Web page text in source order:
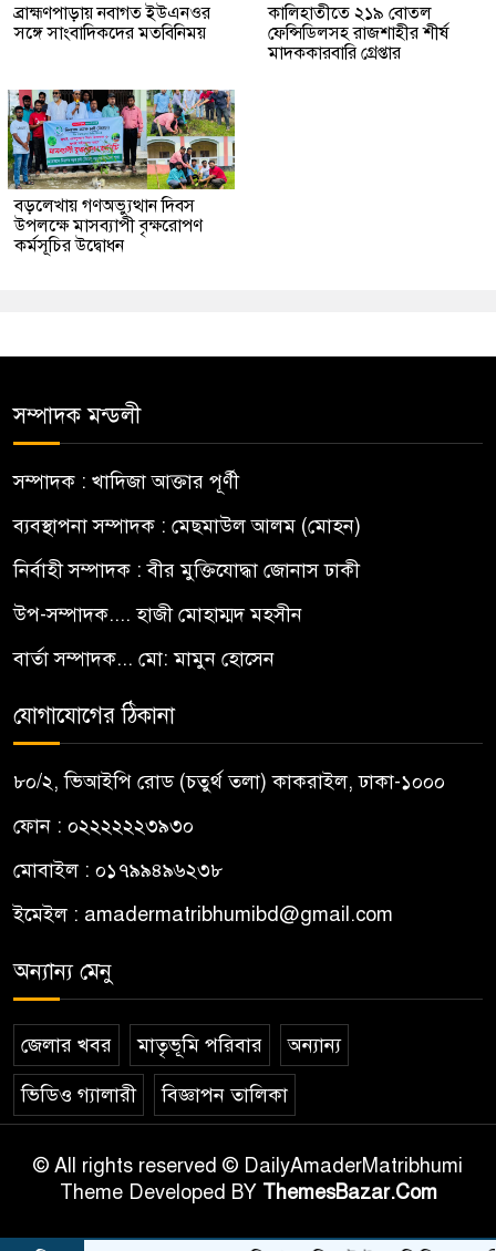
ব্রাহ্মণপাড়ায় নবাগত ইউএনওর
সঙ্গে সাংবাদিকদের মতবিনিময়
কালিহাতীতে ২১৯ বোতল
ফেন্সিডিলসহ রাজশাহীর শীর্ষ
মাদককারবারি গ্রেপ্তার
বড়লেখায় গণঅভ্যুত্থান দিবস
উপলক্ষে মাসব্যাপী বৃক্ষরোপণ
কর্মসূচির উদ্বোধন
সম্পাদক মন্ডলী
সম্পাদক : খাদিজা আক্তার পূর্ণী
ব্যবস্থাপনা সম্পাদক : মেছমাউল আলম (মোহন)
নির্বাহী সম্পাদক : বীর মুক্তিযোদ্ধা জোনাস ঢাকী
উপ-সম্পাদক.... হাজী মোহাম্মদ মহসীন
বার্তা সম্পাদক... মো: মামুন হোসেন
যোগাযোগের ঠিকানা
৮০/২, ভিআইপি রোড (চতুর্থ তলা) কাকরাইল, ঢাকা-১০০০
ফোন : ০২২২২২২৩৯৩০
মোবাইল : ০১৭৯৯৪৯৬২৩৮
ইমেইল : amadermatribhumibd@gmail.com
অন্যান্য মেনু
জেলার খবর মাতৃভূমি পরিবার অন্যান্য
ভিডিও গ্যালারী বিজ্ঞাপন তালিকা
© All rights reserved © DailyAmaderMatribhumi
Theme Developed BY ThemesBazar.Com